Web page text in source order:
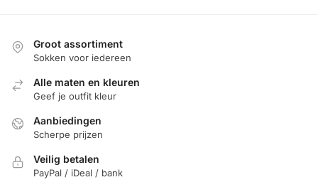
Groot assortiment
Sokken voor iedereen
Alle maten en kleuren
Geef je outfit kleur
Aanbiedingen
Scherpe prijzen
Veilig betalen
PayPal / iDeal / bank